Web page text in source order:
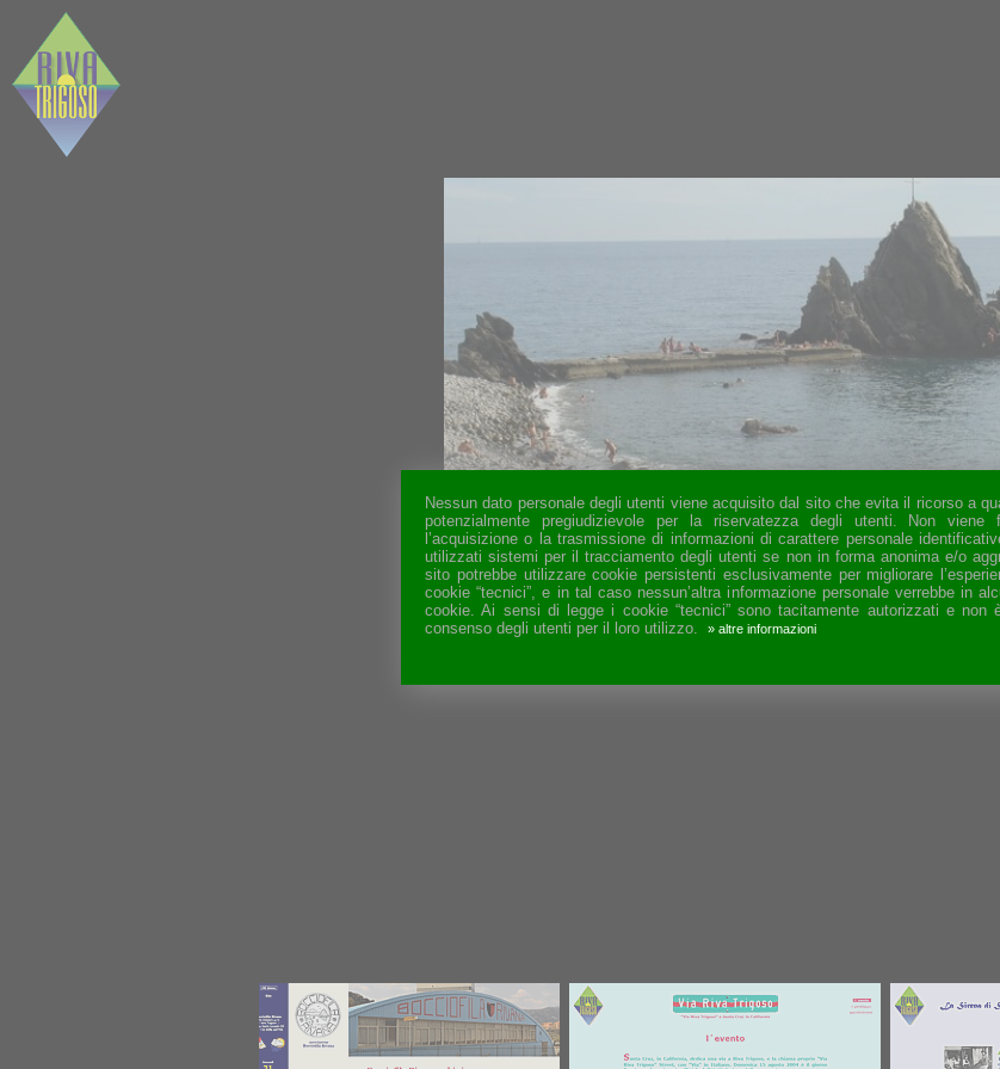
Riva Trigoso
( Genova, Liguria, Italia )
Nessun dato personale degli utenti viene acquisito dal sito che evita il ricorso a
potenzialmente pregiudizievole per la riservatezza degli utenti. Non
l’acquisizione o la trasmissione di informazioni di carattere personale
utilizzati sistemi per il tracciamento degli utenti se non in forma anonima e/o
sito potrebbe utilizzare cookie persistenti esclusivamente per migliorare
cookie “tecnici”, e in tal caso nessun’altra informazione personale verrebbe in
cookie. Ai sensi di legge i cookie “tecnici” sono tacitamente autorizzati e non
consenso degli utenti per il loro utilizzo.
» altre informazioni